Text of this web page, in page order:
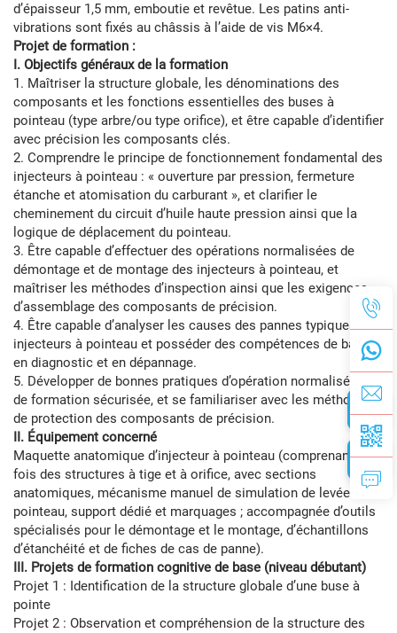
d’épaisseur 1,5 mm, emboutie et revêtue. Les patins anti-
vibrations sont fixés au châssis à l’aide de vis M6×4.
Projet de formation :
I. Objectifs généraux de la formation
1. Maîtriser la structure globale, les dénominations des
composants et les fonctions essentielles des buses à
pointeau (type arbre/ou type orifice), et être capable d’identifier
avec précision les composants clés.
2. Comprendre le principe de fonctionnement fondamental des
injecteurs à pointeau : « ouverture par pression, fermeture
étanche et atomisation du carburant », et clarifier le
cheminement du circuit d’huile haute pression ainsi que la
logique de déplacement du pointeau.
3. Être capable d’effectuer des opérations normalisées de
démontage et de montage des injecteurs à pointeau, et
maîtriser les méthodes d’inspection ainsi que les exigences
d’assemblage des composants de précision.
4. Être capable d’analyser les causes des pannes typiques des
injecteurs à pointeau et posséder des compétences de base
en diagnostic et en dépannage.
5. Développer de bonnes pratiques d’opération normalisée et
de formation sécurisée, et se familiariser avec les méthodes
de protection des composants de précision.
II. Équipement concerné
Maquette anatomique d’injecteur à pointeau (comprenant à la
fois des structures à tige et à orifice, avec sections
anatomiques, mécanisme manuel de simulation de levée du
pointeau, support dédié et marquages ; accompagnée d’outils
spécialisés pour le démontage et le montage, d’échantillons
d’étanchéité et de fiches de cas de panne).
III. Projets de formation cognitive de base (niveau débutant)
Projet 1 : Identification de la structure globale d’une buse à
pointe
Projet 2 : Observation et compréhension de la structure des